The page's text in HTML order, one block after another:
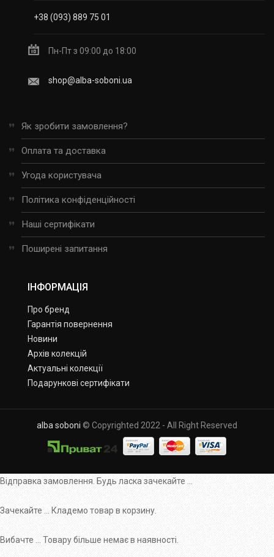
+38 (093) 889 75 01
Пн-Пт з 09:00 до 18:00
shop@alba-soboni.ua
Як зробити замовлення?
Оплата та доставка
Угода користувача
Політика конфіденційності
Наші сертифікати
Поширені запитання
ІНФОРМАЦІЯ
Про бренд
Гарантія повернення
Новини
Архів колекцій
Актуальні колекції
Подарункові сертифікати
alba soboni © Copyrighted 2022 - All Right Reserved
Відправка замовлення. Будь ласка зачекайте ...
Зачекайте ... Кладемо товар в корзину.
Вибачте ... Товару більше немає в наявності.